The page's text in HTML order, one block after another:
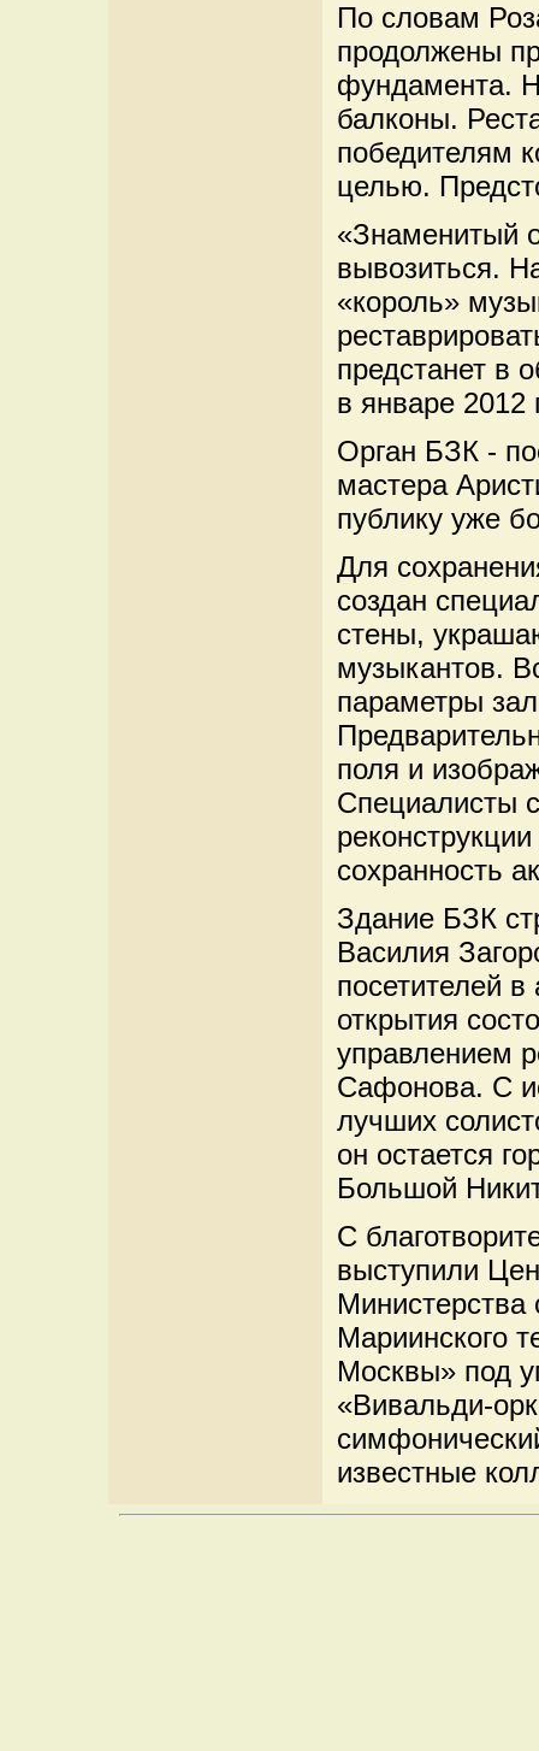
По словам
продолжены
фундамента.
балконы.
победителям
целью.
«Знаменитый
вывозиться.
«король»
предстанет в
в январе 2012
Орган БЗК -
мастера
публику уже
Для
создан
стены,
музыкантов.
параметры
поля и
Специалисты
сохранность
Здание БЗК
Василия
посетителей в
открытия
управлением
Сафонова. С
лучших
он остается
Большой
С
выступили
Мариинского
Москвы» под
«Вивальди-
известные